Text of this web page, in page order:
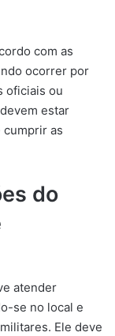
com as
ocorrer por
oficiais ou
estar
cumprir as
do
atender
se no local e
Ele deve